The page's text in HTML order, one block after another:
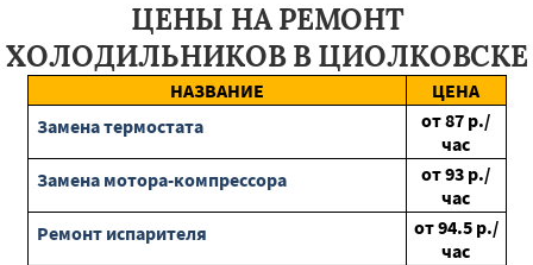
Свободный Ерофей Павлович Магдагачи
Белогорск Новобурейский Борисовка Октябрьск
Северное Алексеевка
Уразовка
Пролетарск Ивня Валуйки Шебекино Новый Оскол
ЦЕНЫ НА РЕМОНТ
ХОЛОДИЛЬНИКОВ В ЦИОЛКОВСКЕ
НАЗВАНИЕ
ЦЕНА
Замена термостата
от87 р./
час
Замена мотора-компрессора
от93 р./
час
Ремонт испарителя
от94.5 р./
час